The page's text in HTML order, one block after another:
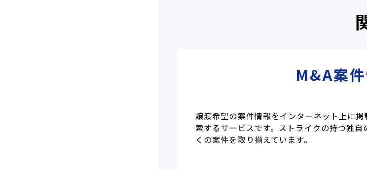
M&A案
譲渡希望の案件情報をインターネット上に
索するサービスです。ストライクの持つ独自
くの案件を取り揃えています。